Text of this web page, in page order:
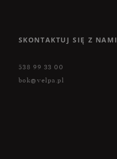
SKONTAKTUJ SIĘ Z NAMI
538 99 33 00
bok@velpa.pl